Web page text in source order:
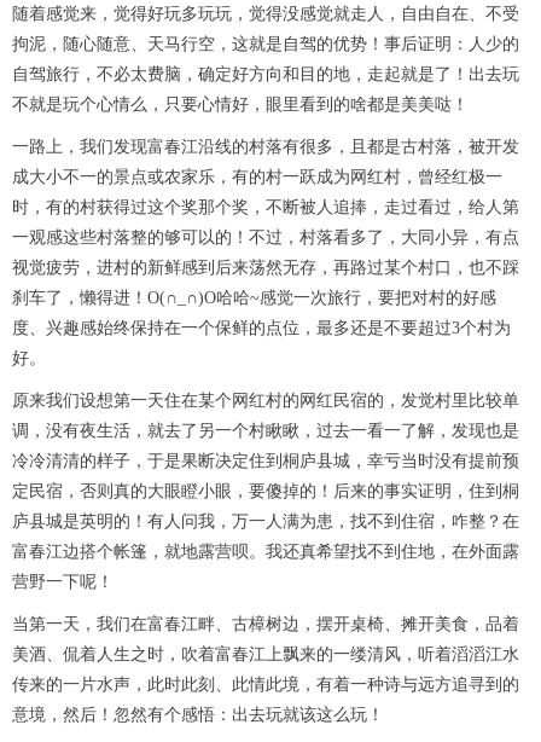
随着感觉来，觉得好玩多玩玩，觉得没感觉就走人，自由自在、不受
拘泥，随心随意、天马行空，这就是自驾的优势！事后证明：人少的
自驾旅行，不必太费脑，确定好方向和目的地，走起就是了！出去玩
不就是玩个心情么，只要心情好，眼里看到的啥都是美美哒！
一路上，我们发现富春江沿线的村落有很多，且都是古村落，被开发
成大小不一的景点或农家乐，有的村一跃成为网红村，曾经红极一
时，有的村获得过这个奖那个奖，不断被人追捧，走过看过，给人第
一观感这些村落整的够可以的！不过，村落看多了，大同小异，有点
视觉疲劳，进村的新鲜感到后来荡然无存，再路过某个村口，也不踩
刹车了，懒得进！O(∩_∩)O哈哈~感觉一次旅行，要把对村的好感
度、兴趣感始终保持在一个保鲜的点位，最多还是不要超过3个村为
好。
原来我们设想第一天住在某个网红村的网红民宿的，发觉村里比较单
调，没有夜生活，就去了另一个村瞅瞅，过去一看一了解，发现也是
冷冷清清的样子，于是果断决定住到桐庐县城，幸亏当时没有提前预
定民宿，否则真的大眼瞪小眼，要傻掉的！后来的事实证明，住到桐
庐县城是英明的！有人问我，万一人满为患，找不到住宿，咋整？在
富春江边搭个帐篷，就地露营呗。我还真希望找不到住地，在外面露
营野一下呢！
当第一天，我们在富春江畔、古樟树边，摆开桌椅、摊开美食，品着
美酒、侃着人生之时，吹着富春江上飘来的一缕清风，听着滔滔江水
传来的一片水声，此时此刻、此情此境，有着一种诗与远方追寻到的
意境，然后！忽然有个感悟：出去玩就该这么玩！